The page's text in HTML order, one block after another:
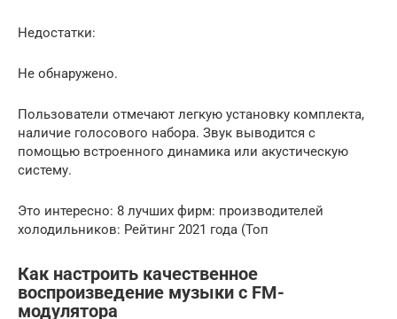
Недостатки:
Не обнаружено.
Пользователи отмечают легкую установку комплекта,
наличие голосового набора. Звук выводится с
помощью встроенного динамика или акустическую
систему.
Это интересно: 8 лучших фирм: производителей
холодильников: Рейтинг 2021 года (Топ
Как настроить качественное
воспроизведение музыки с FM-
модулятора